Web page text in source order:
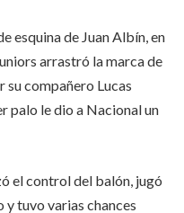
esquina de Juan Albín, en
arrastró la marca de
compañero Lucas
palo le dio a Nacional un
el control del balón, jugó
tuvo varias chances